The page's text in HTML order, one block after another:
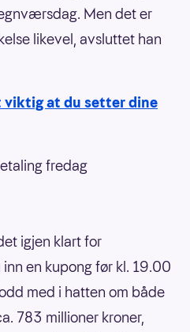
Men det er
likevel, avsluttet han
viktig at du setter dine
fredag
igjen klart for
en kupong før kl. 19.00
med i hatten om både
783 millioner kroner,